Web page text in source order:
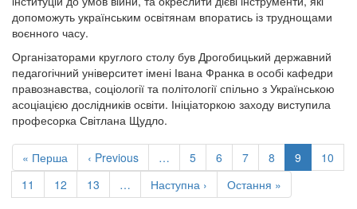
допоможуть українським освітянам впоратись із труднощами
воєнного часу.
Організаторами круглого столу був Дрогобицький державний
педагогічний університет імені Івана Франка в особі кафедри
правознавства, соціології та політології спільно з Українською
асоціацією дослідників освіти. Ініціаторкою заходу виступила
професорка Світлана Щудло.
Розбивка
на
сторінки
Перша
сторінка
« Перша
Попередня
сторінка
‹ Previous … Сторінка
5 Сторінка
6 Сторінка
7 Сторінка
8
Поточна
сторінка
9
10
Сторінка
11 Сторінка
12 Сторінка
13 …
Наступна
сторінка
Наступна ›
Остання
сторінка
Остання »